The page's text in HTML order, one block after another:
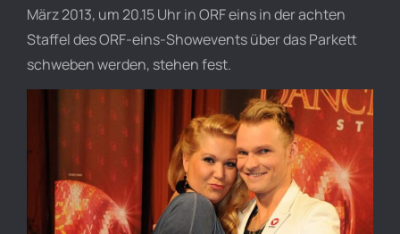
März 2013, um 20.15 Uhr in ORF eins in der achten
Staffel des ORF-eins-Showevents über das Parkett
schweben werden, stehen fest.